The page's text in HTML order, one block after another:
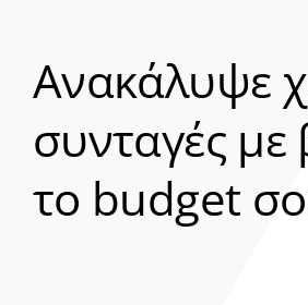
Ανακάλυψε
συνταγές
το budget